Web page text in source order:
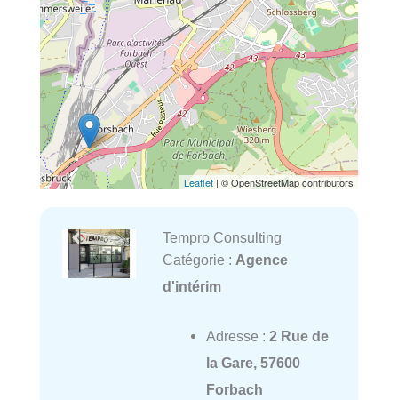
Leaflet | © OpenStreetMap contributors
Tempro Consulting
Catégorie : Agence
d'intérim
Adresse : 2 Rue de
la Gare, 57600
Forbach